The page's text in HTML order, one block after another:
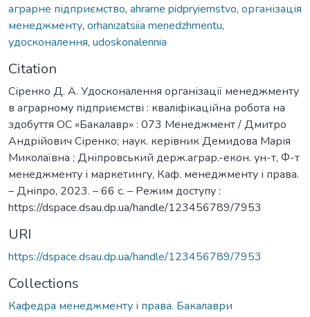
аграрне підприємство, ahrarne pidpryiemstvo, організація
менеджменту, orhanizatsiia menedzhmentu,
удосконалення, udoskonalennia
Citation
Сіренко Д. А. Удосконалення організації менеджменту
в аграрному підприємстві : кваліфікаційна робота на
здобуття ОС «Бакалавр» : 073 Менеджмент / Дмитро
Андрійович Сіренко; наук. керівник Демидова Марія
Миколаївна ; Дніпровський держ.аграр.-екон. ун-т, Ф-т
менеджменту і маркетингу, Каф. менеджменту і права.
– Дніпро, 2023. – 66 с. – Режим доступу :
https://dspace.dsau.dp.ua/handle/123456789/7953
URI
https://dspace.dsau.dp.ua/handle/123456789/7953
Collections
Кафедра менеджменту і права. Бакалаври